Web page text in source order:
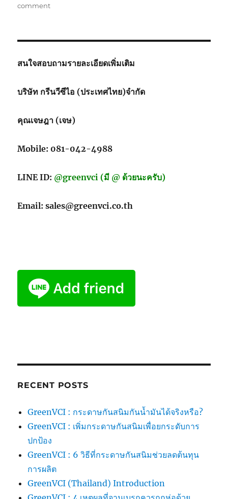
commenton
ซ้ำ
เก็บ
ขนส่ง
สนใจสอบถามรายละเอียดเพิ่มเติม
บริษัท กรีนวีซีไอ (ประเทศไทย)จำกัด
คุณเจษฎา (เจษ)
Mobile: 081-042-4988
LINE ID: @greenvci (มี @ ด้วยนะครับ)
Email: sales@greenvci.co.th
RECENT POSTS
GreenVCI : กระดาษกันสนิมกันน้ำมันได้จริงหรือ?
GreenVCI : เพิ่มกระดาษกันสนิมเพื่อยกระดับการ
ปกป้อง
GreenVCI : 6 วิธีที่กระดาษกันสนิมช่วยลดต้นทุน
การผลิต
GreenVCI (Thailand) Introduction